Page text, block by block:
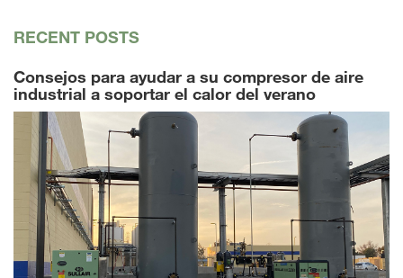
RECENT POSTS
Consejos para ayudar a su compresor de aire
industrial a soportar el calor del verano